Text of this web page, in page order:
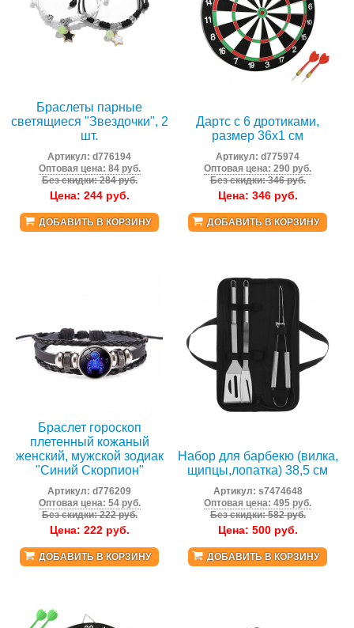
Браслеты парные
светящиеся "Звездочки", 2
шт.
Артикул:d776194
Оптовая цена: 84 руб.
Без скидки: 284 руб.
Цена: 244руб.
ДОБАВИТЬ В КОРЗИНУ
Дартс с 6 дротиками,
размер 36х1 см
Артикул:d775974
Оптовая цена: 290 руб.
Без скидки: 346 руб.
Цена: 346руб.
ДОБАВИТЬ В КОРЗИНУ
Браслет гороскоп
плетенный кожаный
женский, мужской зодиак
"Синий Скорпион"
Артикул:d776209
Оптовая цена: 54 руб.
Без скидки: 222 руб.
Цена: 222руб.
ДОБАВИТЬ В КОРЗИНУ
Набор для барбекю (вилка,
щипцы,лопатка) 38,5 см
Артикул: s7474648
Оптовая цена: 495 руб.
Без скидки: 582 руб.
Цена: 500руб.
ДОБАВИТЬ В КОРЗИНУ